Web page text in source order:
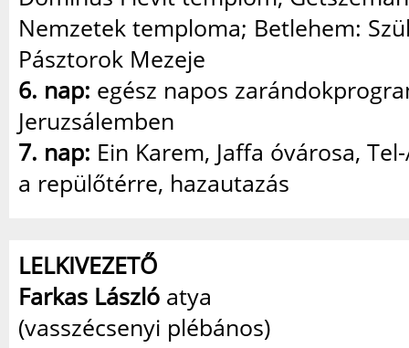
Nemzetek temploma; Betlehem:
Pásztorok Mezeje
6. nap: egész napos
Jeruzsálemben
7. nap: Ein Karem, Jaffa óvárosa,
a repülőtérre, hazautazás
LELKIVEZETŐ
Farkas László atya
(vasszécsenyi plébános)